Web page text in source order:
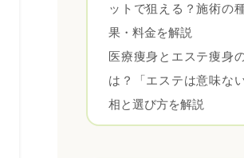
ットで狙える？施術の
果・料金を解説
医療痩身とエステ痩身
は？「エステは意味な
相と選び方を解説